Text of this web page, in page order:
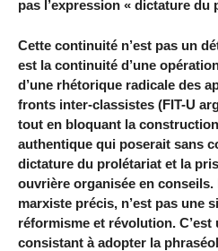
pas l’expression « dictature du
Cette continuité n’est pas un
est la continuité d’une
d’une rhétorique radicale des
fronts inter-classistes (FIT-U
tout en bloquant la
authentique qui poserait sans
dictature du prolétariat et la
ouvrière organisée en conseils.
marxiste précis, n’est pas une
réformisme et révolution.
consistant à adopter la